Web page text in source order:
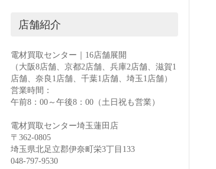
店舗紹介
電材買取センター｜16店舗展開
（大阪8店舗、京都2店舗、兵庫2店舗、滋賀1
店舗、奈良1店舗、千葉1店舗、埼玉1店舗）
営業時間：
午前8：00～午後8：00（土日祝も営業）
電材買取センター埼玉蓮田店
〒362-0805
埼玉県北足立郡伊奈町栄3丁目133
048-797-9530